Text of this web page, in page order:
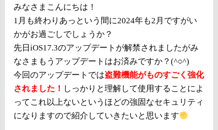
みなさまこんにちは！
1月も終わりあっという間に2024年も2月ですがい
かがお過ごしでしょうか？
先日iOS17.3のアップデートが解禁されましたがみ
なさまもうアップデートはお済みですか？(^○^)
今回のアップデートでは盗難機能がものすごく強化
されました！ しっかりと理解して使用することによ
ってこれ以上ないというほどの強固なセキュリティ
になりますので紹介していきたいと思います